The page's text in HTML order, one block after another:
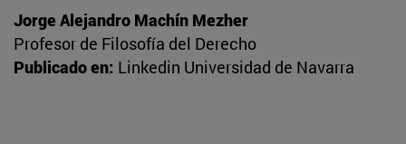
Jorge Alejandro Machín Mezher
Profesor de Filosofía del Derecho
Publicado en: Linkedin Universidad de Navarra